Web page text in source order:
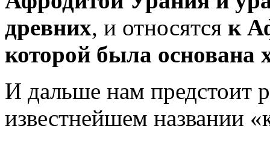
древних, и относятся к
которой была основана
И дальше нам предстоит
известнейшем названии